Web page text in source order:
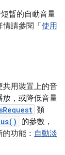
暫的自動音量
請參閱「 使用
共用裝置上的音
放，或降低音量
類
的參數，
功能： 自動淡